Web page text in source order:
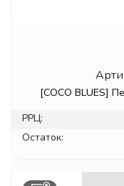
[COCO BLUES]
РРЦ:
Остаток: